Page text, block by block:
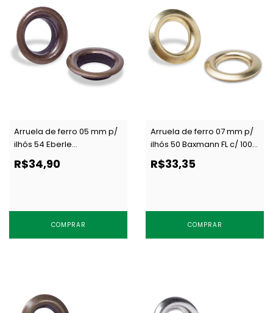
Arruela de ferro 05 mm p/
ilhós 54 Eberle
AR.090.050.20.F OXI c/ 1000
un
R$34,90
COMPRAR
Arruela de ferro 07 mm p/
ilhós 50 Baxmann FL c/ 1000
R$33,35
COMPRAR